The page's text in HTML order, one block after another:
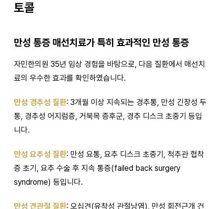
토콜
만성 통증 매선치료가 특히 효과적인 만성 통증
자민한의원 35년 임상 경험을 바탕으로, 다음 질환에서 매선치
료의 우수한 효과를 확인하였습니다.
만성 경추성 질환: 3개월 이상 지속되는 경추통, 만성 긴장성 두
통, 경추성 어지럼증, 거북목 증후군, 경추 디스크 초중기 등입
니다.
만성 요추성 질환: 만성 요통, 요추 디스크 초중기, 척추관 협착
증 초기, 요추 수술 후 지속 통증(failed back surgery
syndrome) 등입니다.
만성 견관절 질환: 오십견(유착성 관절낭염), 만성 회전근개 건